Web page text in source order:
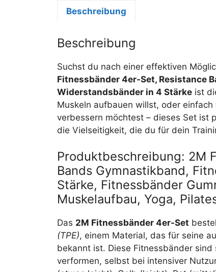
Beschreibung
Beschreibung
Suchst du nach einer effektiven
Fitnessbänder 4er-Set, Resistance
Widerstandsbänder in 4 Stärke ist
Muskeln aufbauen willst, oder
verbessern möchtest – dieses Set ist
die Vielseitigkeit, die du für dein
Produktbeschreibung: 2M
Bands Gymnastikband,
Stärke, Fitnessbänder
Muskelaufbau, Yoga,
Das 2M Fitnessbänder 4er-Set
(TPE), einem Material, das für seine
bekannt ist. Diese Fitnessbänder
verformen, selbst bei intensiver